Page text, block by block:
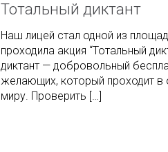
Тотальный диктант
Наш лицей стал одной из
проходила акция “Тотальный
диктант — добровольный
желающих, который проходит в
миру. Проверить […]